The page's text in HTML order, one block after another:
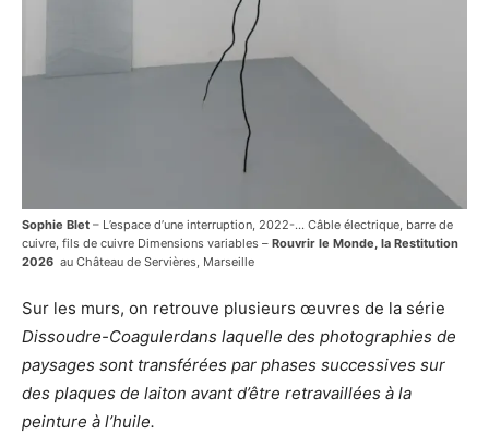
Sophie Blet – L’espace d’une interruption, 2022-… Câble électrique, barre de
cuivre, fils de cuivre Dimensions variables – Rouvrir le Monde, la Restitution
2026 au Château de Servières, Marseille
Sur les murs, on retrouve plusieurs œuvres de la série
Dissoudre-Coagulerdans laquelle des photographies de
paysages sont transférées par phases successives sur
des plaques de laiton avant d’être retravaillées à la
peinture à l’huile.